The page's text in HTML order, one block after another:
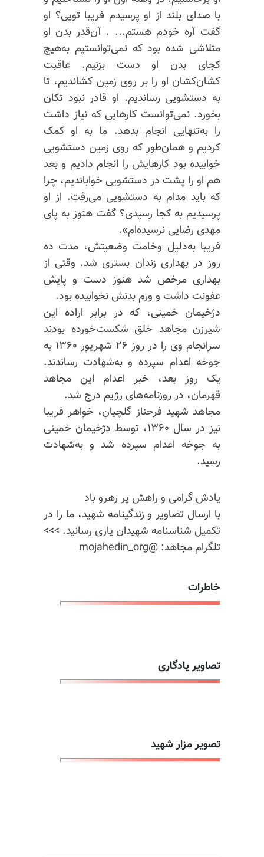
با صدای بلند از او پرسیدم فریبا تویی؟ او
گفت آره خودم هستم... . آن‌قدر بدن او
متلاشی شده بود که نمی‌توانستیم به‌هیچ
کجای بدن او دست بزنیم. عاقبت
کشان‌کشان او را بر روی زمین کشاندیم، تا
به دستشویی رساندیم. او قادر نبود تکان
بخورد. نمی‌توانست کارهایی که نیاز داشت
را به‌تنهایی انجام بدهد. ما به او کمک
کردیم و همان‌طور که روی زمین دستشویی
خوابیده بود کارهایش را انجام دادیم و بعد
هم او را پشت در دستشویی خواباندیم، چرا
که باید مدام به دستشویی می‌رفت. از او
پرسیدیم به کجا رسیدی؟ گفت هنوز به پای
مهدی رضایی نرسیده‌ام».
فریبا به‌دلیل وخامت وضعیتش، مدت ده
روز در بهداری زندان بستری شد. وقتی از
بهداری مرخص شد هنوز دست و پایش
عفونت داشت و ورم بدنش نخوابیده بود.
دژخیمان خمینی، که در برابر اراده این
شیرزن مجاهد خلق شکست‌خورده بودند
سرانجام وی را در روز ۲۶ شهریور ۱۳۶۰ به
جوخه اعدام سپرده و به‌شهادت رساندند.
یک روز بعد، خبر اعدام این مجاهد
قهرمان، در روزنامه‌های رژیم درج شد.
مجاهد شهید فرحناز گلچیان، خواهر فریبا
نیز در سال ۱۳۶۰، توسط دژخیمان خمینی
به جوخه اعدام سپرده شد و به‌شهادت
رسید.
یادش گرامی و راهش پر رهرو باد
با ارسال تصاویر و زندگینامه شهید، ما را در
تکمیل شناسنامه شهیدان یاری رسانید. >>>
تلگرام مجاهد: @mojahedin_org
خاطرات
تصاویر یادگاری
تصویر مزار شهید